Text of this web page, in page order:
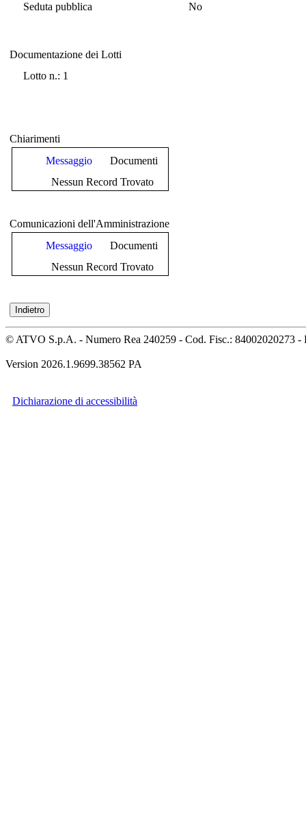
Seduta pubblica
No
Documentazione dei Lotti
Lotto n.: 1
Chiarimenti
Messaggio
Documenti
Nessun Record Trovato
Comunicazioni dell'Amministrazione
Messaggio
Documenti
Nessun Record Trovato
© ATVO S.p.A. - Numero Rea 240259 - Cod. Fisc.: 84002020273 -
Version 2026.1.9699.38562 PA
Dichiarazione di accessibilità